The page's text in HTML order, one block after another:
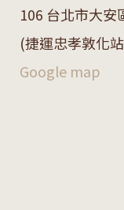
106 台北市大安
(捷運忠孝敦化
Google map